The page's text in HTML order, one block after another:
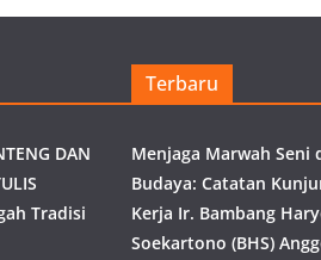
DAN
Tradisi
Terbaru
Menjaga Marwah Seni
Budaya: Catatan
Kerja Ir. Bambang
Soekartono (BHS)